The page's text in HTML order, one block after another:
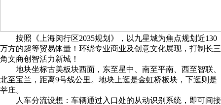
按照《上海闵行区2035规划》，以九星城为焦点规划近130
万方的超等贸易体量！环绕专业商业及创意文化展现，打制长三
角文商创智活力新城！
地块坐标古美板块西面，东至星中、南至平南、西至智联、
北至宝兰，距离9号线公里。地块上逛是金虹桥板块，下逛则是
莘庄。
人车分流设想：车辆通过入口处的从动识别系统，即可间接